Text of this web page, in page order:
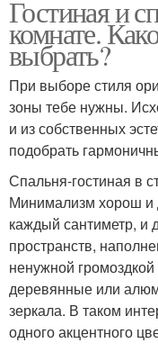
Гостиная и
комнате.
выбрать?
При выборе стиля
зоны тебе нужны.
и из собственных
подобрать
Спальня-гостиная в
Минимализм хорош и
каждый сантиметр, и
пространств,
ненужной
деревянные или
зеркала. В таком
одного акцентного